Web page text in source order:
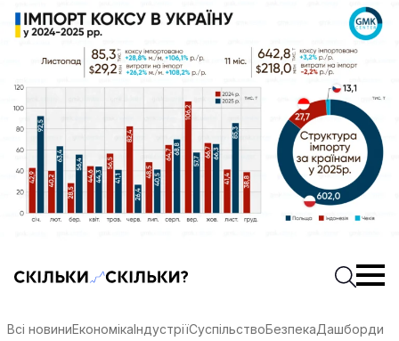
Скільки-скільки? — Медіа про суспільні даніПочати
Всі новиниЕкономікаІндустріїСуспільствоБезпекаДашборди